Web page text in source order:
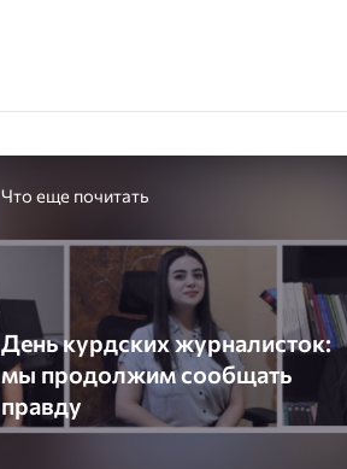
Что еще почитать
День курдских журналисток:
мы продолжим сообщать
правду